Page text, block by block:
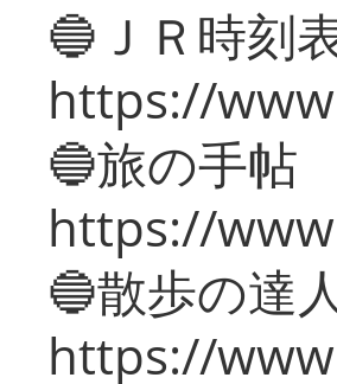
🔵ＪＲ時刻
https://
🔵旅の手帖
https://
🔵散歩の達
https://